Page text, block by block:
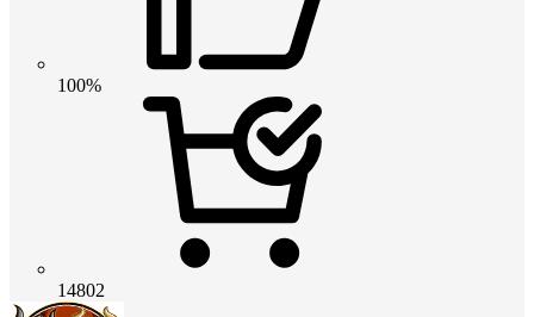
100%
14802